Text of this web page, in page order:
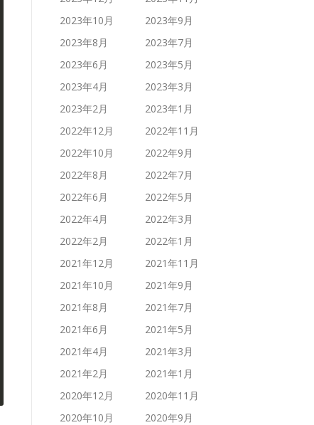
2023年10月
2023年9月
2023年8月
2023年7月
2023年6月
2023年5月
2023年4月
2023年3月
2023年2月
2023年1月
2022年12月
2022年11月
2022年10月
2022年9月
2022年8月
2022年7月
2022年6月
2022年5月
2022年4月
2022年3月
2022年2月
2022年1月
2021年12月
2021年11月
2021年10月
2021年9月
2021年8月
2021年7月
2021年6月
2021年5月
2021年4月
2021年3月
2021年2月
2021年1月
2020年12月
2020年11月
2020年10月
2020年9月